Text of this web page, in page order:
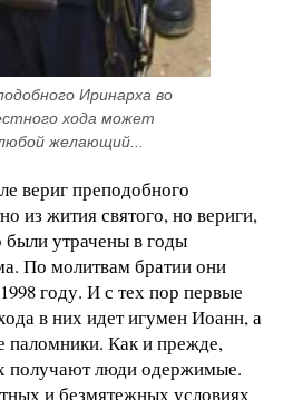
Иринарха во
хода может
желающий...
вериг преподобного
из жития святого, но вериги,
утрачены в годы
По молитвам братии они
году. И с тех пор первые
в них идет игумен Иоанн, а
паломники. Как и прежде,
получают люди одержимые.
и безмятежных условиях